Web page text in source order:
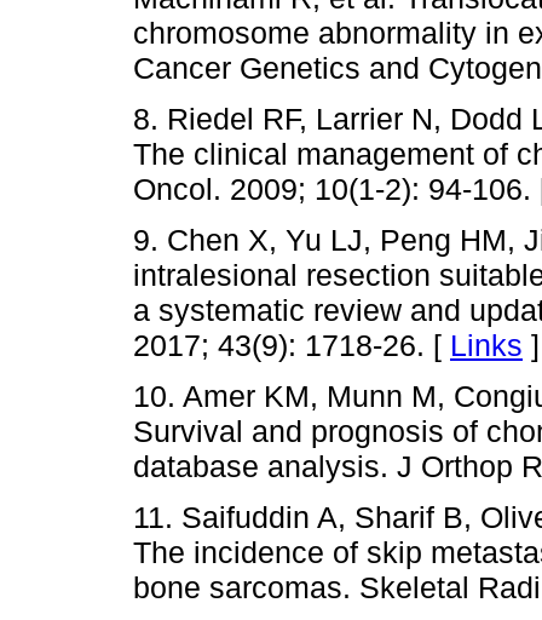
chromosome abnormality in
Cancer Genetics and
8. Riedel RF, Larrier N,
The clinical management of
Oncol. 2009; 10(1-2): 94-
9. Chen X, Yu LJ, Peng HM,
intralesional resection
a systematic review and
2017; 43(9): 1718-26. [ Links ]
10. Amer KM, Munn M,
Survival and prognosis of
database analysis. J Orthop
11. Saifuddin A, Sharif B,
The incidence of skip
bone sarcomas. Skeletal